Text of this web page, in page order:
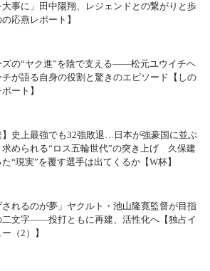
事に」田中陽翔、レジェンドとの繋がりと歩
応燕レポート】
ズの“ヤク進”を陰で支える――松元ユウイチヘ
チが語る自身の役割と驚きのエピソード【しの
ート】
】史上最強でも32強敗退…日本が強豪国に並ぶ
められる“ロス五輪世代”の突き上げ 久保建
“現実”を覆す選手は出てくるか【W杯】
されるのが夢」ヤクルト・池山隆寛監督が目指
二文字――投打ともに再建、活性化へ【独占イ
（2）】